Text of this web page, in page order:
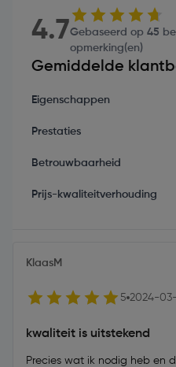
4.7Gebaseerd op 45
opmerking(en)
Gemiddelde
Eigenschappen
Prestaties
Betrouwbaarheid
Prijs-kwaliteitverhouding
KlaasM
5 2024-
kwaliteit is uitstekend
Precies wat ik nodig heb en